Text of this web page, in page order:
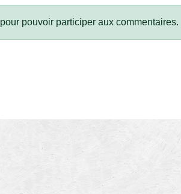
pour pouvoir participer aux commentaires.